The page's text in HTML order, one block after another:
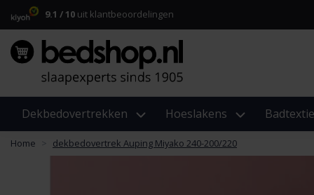
9.1 / 10 uit klantbeoordelingen
Dekbedovertrekken Hoeslakens
Home dekbedovertrek Auping Miyako 240-200/220